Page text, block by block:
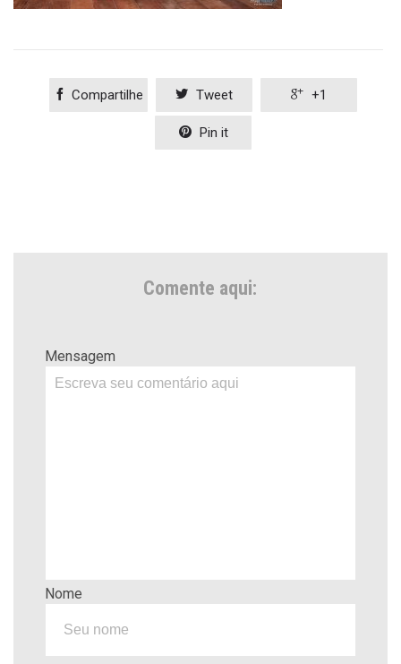
 Compartilhe  Tweet  +1
 Pin it
Comente aqui:
Mensagem
Nome